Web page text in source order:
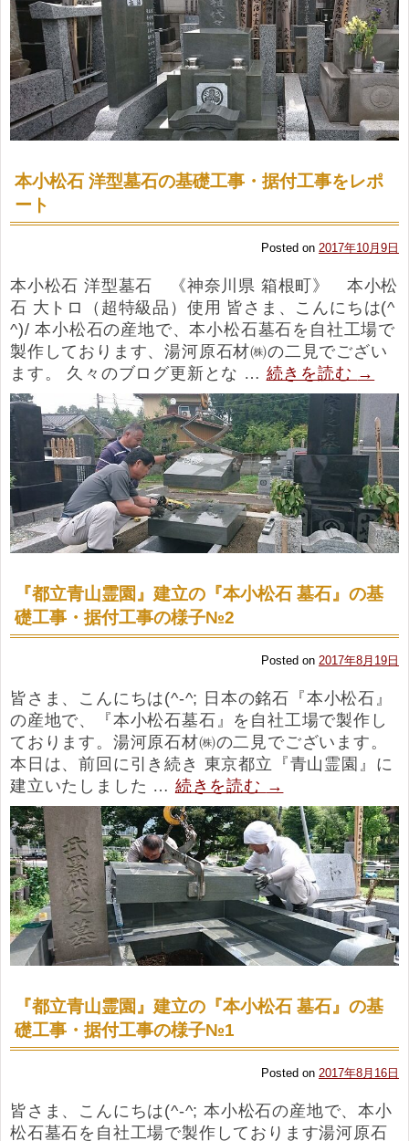
本小松石 洋型墓石の基礎工事・据付工事をレポ
ート
Posted on 2017年10月9日
本小松石 洋型墓石 《神奈川県 箱根町》 本小松
石 大トロ（超特級品）使用 皆さま、こんにちは(^
^)/ 本小松石の産地で、本小松石墓石を自社工場で
製作しております、湯河原石材㈱の二見でござい
ます。 久々のブログ更新とな … 続きを読む →
『都立青山霊園』建立の『本小松石 墓石』の基
礎工事・据付工事の様子№2
Posted on 2017年8月19日
皆さま、こんにちは(^-^; 日本の銘石『本小松石』
の産地で、『本小松石墓石』を自社工場で製作し
ております。湯河原石材㈱の二見でございます。
本日は、前回に引き続き 東京都立『青山霊園』に
建立いたしました … 続きを読む →
『都立青山霊園』建立の『本小松石 墓石』の基
礎工事・据付工事の様子№1
Posted on 2017年8月16日
皆さま、こんにちは(^-^; 本小松石の産地で、本小
松石墓石を自社工場で製作しております湯河原石